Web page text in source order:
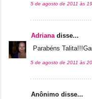
5 de agosto de 2011 às
Adrianadisse...
Parabéns
5 de agosto de 2011 às
Anônimo disse...